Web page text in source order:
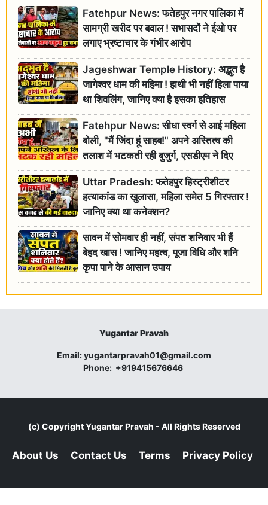
Fatehpur News: फतेहपुर नगर पालिका में
सामग्री खरीद पर बवाल ! सभासदों ने ईओ पर
लगाए भ्रष्टाचार के गंभीर आरोप
Jageshwar Temple History: अद्भुत है
जागेश्वर धाम की महिमा ! हाथी भी नहीं हिला पाया
था शिवलिंग, जानिए क्या है इसका इतिहास
Fatehpur News: सीधा स्वर्ग से आई महिला
बोली, "मैं जिंदा हूं साहब!" अपने अस्तित्व की
तलाश में भटकती रही बुजुर्ग, एसडीएम ने दिए
जांच के आदेश
Uttar Pradesh: फतेहपुर हिस्ट्रीशीटर
हत्याकांड का खुलासा, महिला समेत 5 गिरफ्तार !
जानिए क्या था कनेक्शन?
सावन में सोमवार ही नहीं, संपत शनिवार भी हैं
बेहद खास ! जानिए महत्व, पूजा विधि और शनि
कृपा पाने के आसान उपाय
Yugantar Pravah
Email:yugantarpravah01@gmail.com
Phone: +919415676646
(c) CopyrightYugantar Pravah - All Rights Reserved
About Us Contact Us Terms Privacy Policy